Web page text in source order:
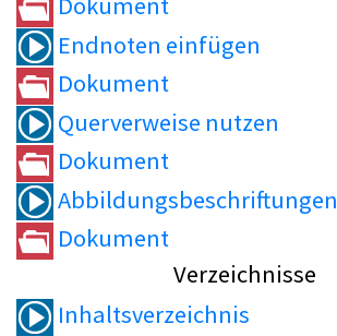
Endnoten einfügen
Dokument
Querverweise nutzen
Dokument
Abbildungsbeschriftungen
Dokument
Verzeichnisse
Inhaltsverzeichnis